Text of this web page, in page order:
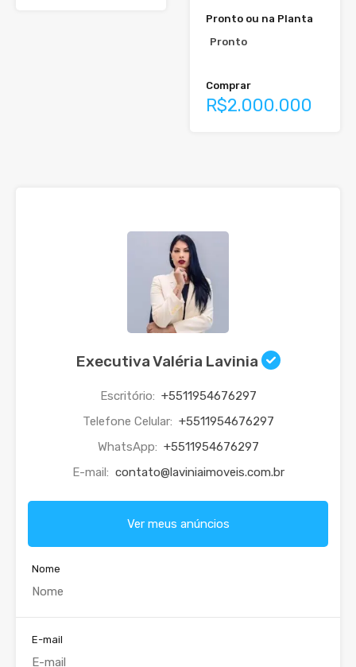
Pronto ou na Planta
Pronto
Comprar
R$2.000.000
Executiva Valéria Lavinia
Escritório: +5511954676297
Telefone Celular: +5511954676297
WhatsApp: +5511954676297
E-mail: contato@laviniaimoveis.com.br
Ver meus anúncios
Nome
E-mail